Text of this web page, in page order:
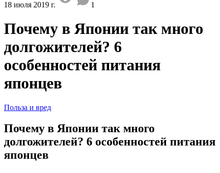
18 июля 2019 г. 1
Почему в Японии так много
долгожителей? 6
особенностей питания
японцев
Польза и вред
Почему в Японии так много
долгожителей? 6 особенностей питания
японцев